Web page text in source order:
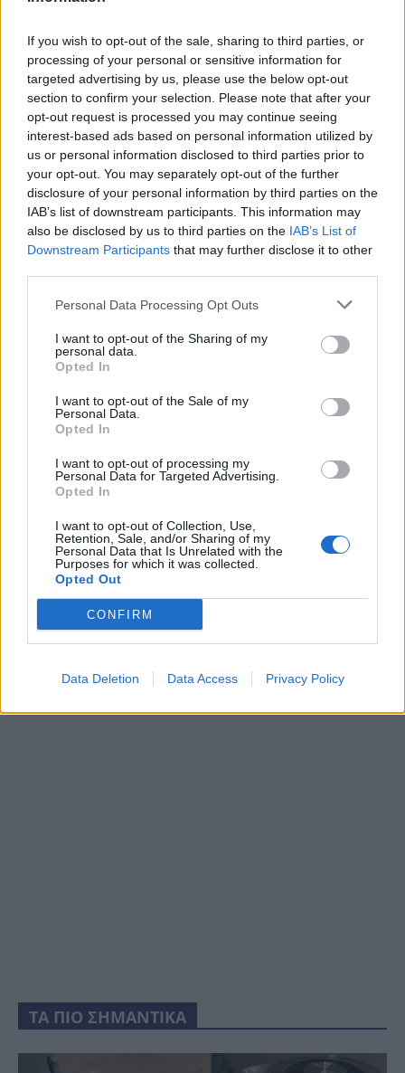
If you wish to opt-out of the sale, sharing to third parties, or
processing of your personal or sensitive information for
targeted advertising by us, please use the below opt-out
section to confirm your selection. Please note that after your
opt-out request is processed you may continue seeing
interest-based ads based on personal information utilized by
us or personal information disclosed to third parties prior to
your opt-out. You may separately opt-out of the further
disclosure of your personal information by third parties on the
IAB’s list of downstream participants. This information may
also be disclosed by us to third parties on the IAB’s List of
Downstream Participants that may further disclose it to other
Personal Data Processing Opt Outs
I want to opt-out of the Sharing of my
personal data.
Opted In
I want to opt-out of the Sale of my
Personal Data.
Opted In
I want to opt-out of processing my
Personal Data for Targeted Advertising.
Opted In
I want to opt-out of Collection, Use,
Retention, Sale, and/or Sharing of my
Personal Data that Is Unrelated with the
Purposes for which it was collected.
Opted Out
CONFIRM
Data Deletion Data Access Privacy Policy
ΤΑ ΠΙΟ ΣΗΜΑΝΤΙΚΑ